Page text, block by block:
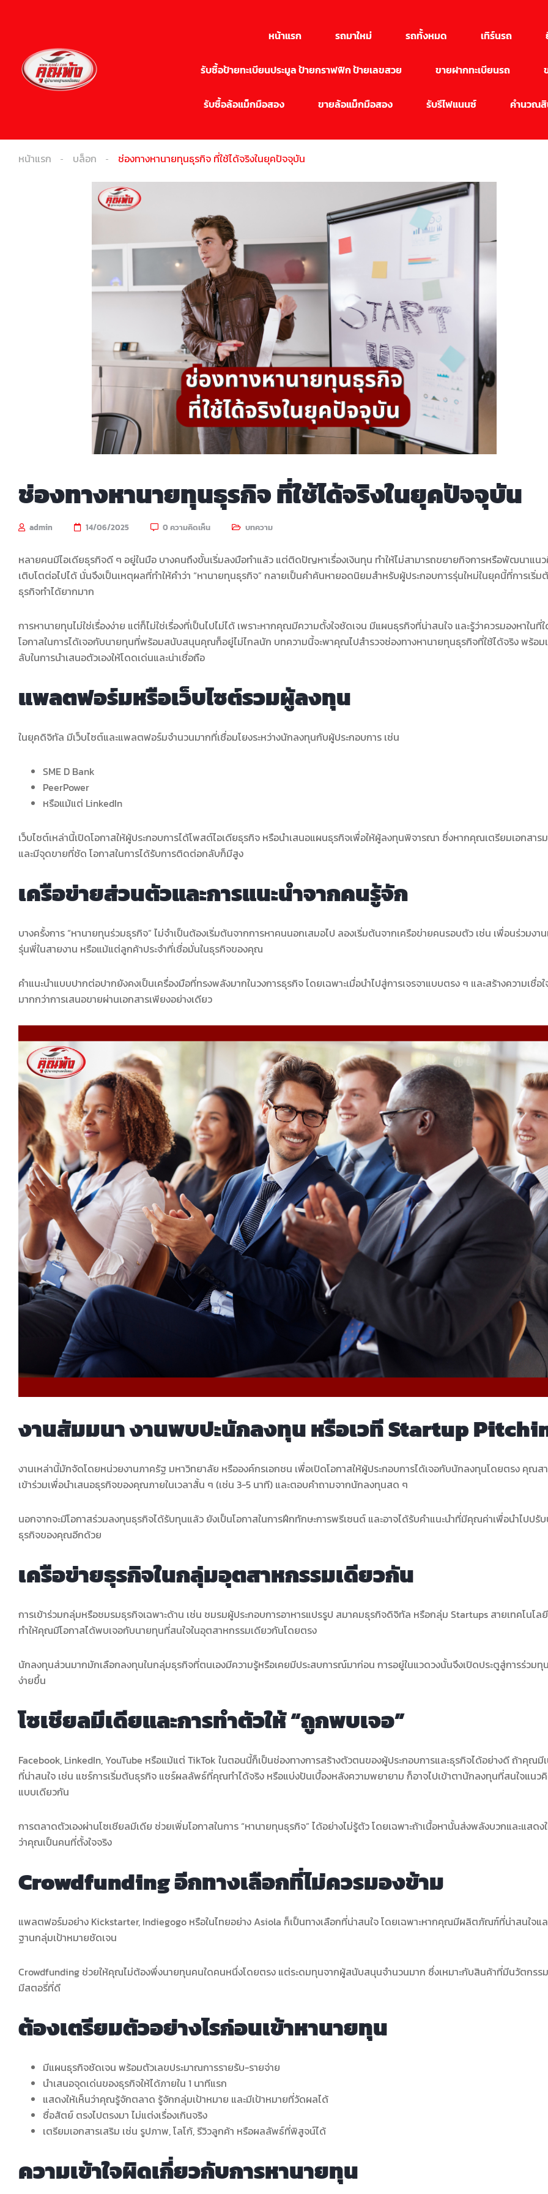
หน้าแรก รถมาใหม่ รถทั้งหมด เทิร์นรถ
รับซื้อป้ายทะเบียนประมูล ป้ายกราฟฟิก ป้ายเลขสวย ขายฝากทะเบียนรถ
รับซื้อล้อแม็กมือสอง ขายล้อแม็กมือสอง รับรีไฟแนนซ์ คำนวณสิ
หน้าแรก บล็อก ช่องทางหานายทุนธุรกิจ ที่ใช้ได้จริงในยุคปัจจุบัน
ช่องทางหานายทุนธุรกิจ ที่ใช้ได้จริงในยุคปัจจุบัน
admin 14/06/2025 0 ความคิดเห็น บทความ
หลายคนมีไอเดียธุรกิจดี ๆ อยู่ในมือ บางคนถึงขั้นเริ่มลงมือทำแล้ว แต่ติดปัญหาเรื่องเงินทุน ทำให้ไม่สามารถขยายกิจการหรือพัฒนาแน
เติบโตต่อไปได้ นั่นจึงเป็นเหตุผลที่ทำให้คำว่า “หานายทุนธุรกิจ” กลายเป็นคำค้นหายอดนิยมสำหรับผู้ประกอบการรุ่นใหม่ในยุคนี้ที่การเริ่ม
ธุรกิจทำได้ยากมาก
การหานายทุนไม่ใช่เรื่องง่าย แต่ก็ไม่ใช่เรื่องที่เป็นไปไม่ได้ เพราะหากคุณมีความตั้งใจชัดเจน มีแผนธุรกิจที่น่าสนใจ และรู้ว่าควรมองหาในที่
โอกาสในการได้เจอกับนายทุนที่พร้อมสนับสนุนคุณก็อยู่ไม่ไกลนัก บทความนี้จะพาคุณไปสำรวจช่องทางหานายทุนธุรกิจที่ใช้ได้จริง พร้อม
ลับในการนำเสนอตัวเองให้โดดเด่นและน่าเชื่อถือ
แพลตฟอร์มหรือเว็บไซต์รวมผู้ลงทุน
ในยุคดิจิทัล มีเว็บไซต์และแพลตฟอร์มจำนวนมากที่เชื่อมโยงระหว่างนักลงทุนกับผู้ประกอบการ เช่น
SME D Bank
PeerPower
หรือแม้แต่ LinkedIn
เว็บไซต์เหล่านี้เปิดโอกาสให้ผู้ประกอบการได้โพสต์ไอเดียธุรกิจ หรือนำเสนอแผนธุรกิจเพื่อให้ผู้ลงทุนพิจารณา ซึ่งหากคุณเตรียมเอกสาร
และมีจุดขายที่ชัด โอกาสในการได้รับการติดต่อกลับก็มีสูง
เครือข่ายส่วนตัวและการแนะนำจากคนรู้จัก
บางครั้งการ “หานายทุนร่วมธุรกิจ” ไม่จำเป็นต้องเริ่มต้นจากการหาคนนอกเสมอไป ลองเริ่มต้นจากเครือข่ายคนรอบตัว เช่น เพื่อนร่วมงาน
รุ่นพี่ในสายงาน หรือแม้แต่ลูกค้าประจำที่เชื่อมั่นในธุรกิจของคุณ
คำแนะนำแบบปากต่อปากยังคงเป็นเครื่องมือที่ทรงพลังมากในวงการธุรกิจ โดยเฉพาะเมื่อนำไปสู่การเจรจาแบบตรง ๆ และสร้างความเชื่อใ
มากกว่าการเสนอขายผ่านเอกสารเพียงอย่างเดียว
งานสัมมนา งานพบปะนักลงทุน หรือเวที Startup
งานเหล่านี้มักจัดโดยหน่วยงานภาครัฐ มหาวิทยาลัย หรือองค์กรเอกชน เพื่อเปิดโอกาสให้ผู้ประกอบการได้เจอกับนักลงทุนโดยตรง คุณส
เข้าร่วมเพื่อนำเสนอธุรกิจของคุณภายในเวลาสั้น ๆ (เช่น 3-5 นาที) และตอบคำถามจากนักลงทุนสด ๆ
นอกจากจะมีโอกาสร่วมลงทุนธุรกิจได้รับทุนแล้ว ยังเป็นโอกาสในการฝึกทักษะการพรีเซนต์ และอาจได้รับคำแนะนำที่มีคุณค่าเพื่อนำไปปรั
ธุรกิจของคุณอีกด้วย
เครือข่ายธุรกิจในกลุ่มอุตสาหกรรมเดียวกัน
การเข้าร่วมกลุ่มหรือชมรมธุรกิจเฉพาะด้าน เช่น ชมรมผู้ประกอบการอาหารแปรรูป สมาคมธุรกิจดิจิทัล หรือกลุ่ม Startups สายเทคโนโล
ทำให้คุณมีโอกาสได้พบเจอกับนายทุนที่สนใจในอุตสาหกรรมเดียวกันโดยตรง
นักลงทุนส่วนมากมักเลือกลงทุนในกลุ่มธุรกิจที่ตนเองมีความรู้หรือเคยมีประสบการณ์มาก่อน การอยู่ในแวดวงนั้นจึงเปิดประตูสู่การร่วมทุ
ง่ายขึ้น
โซเชียลมีเดียและการทำตัวให้ “ถูกพบเจอ”
Facebook, LinkedIn, YouTube หรือแม้แต่ TikTok ในตอนนี้ก็เป็นช่องทางการสร้างตัวตนของผู้ประกอบการและธุรกิจได้อย่างดี ถ้าคุณมี
ที่น่าสนใจ เช่น แชร์การเริ่มต้นธุรกิจ แชร์ผลลัพธ์ที่คุณทำได้จริง หรือแบ่งปันเบื้องหลังความพยายาม ก็อาจไปเข้าตานักลงทุนที่สนใจแนว
แบบเดียวกัน
การตลาดตัวเองผ่านโซเชียลมีเดีย ช่วยเพิ่มโอกาสในการ “หานายทุนธุรกิจ” ได้อย่างไม่รู้ตัว โดยเฉพาะถ้าเนื้อหานั้นส่งพลังบวกและแสดง
ว่าคุณเป็นคนที่ตั้งใจจริง
Crowdfunding อีกทางเลือกที่ไม่ควรมองข้าม
แพลตฟอร์มอย่าง Kickstarter, Indiegogo หรือในไทยอย่าง Asiola ก็เป็นทางเลือกที่น่าสนใจ โดยเฉพาะหากคุณมีผลิตภัณฑ์ที่น่าสนใจแ
ฐานกลุ่มเป้าหมายชัดเจน
Crowdfunding ช่วยให้คุณไม่ต้องพึ่งนายทุนคนใดคนหนึ่งโดยตรง แต่ระดมทุนจากผู้สนับสนุนจำนวนมาก ซึ่งเหมาะกับสินค้าที่มีนวัตกรร
มีสตอรี่ที่ดี
ต้องเตรียมตัวอย่างไรก่อนเข้าหานายทุน
มีแผนธุรกิจชัดเจน พร้อมตัวเลขประมาณการรายรับ-รายจ่าย
นำเสนอจุดเด่นของธุรกิจให้ได้ภายใน 1 นาทีแรก
แสดงให้เห็นว่าคุณรู้จักตลาด รู้จักกลุ่มเป้าหมาย และมีเป้าหมายที่วัดผลได้
ซื่อสัตย์ ตรงไปตรงมา ไม่แต่งเรื่องเกินจริง
เตรียมเอกสารเสริม เช่น รูปภาพ, โลโก้, รีวิวลูกค้า หรือผลลัพธ์ที่พิสูจน์ได้
ความเข้าใจผิดเกี่ยวกับการหานายทุน